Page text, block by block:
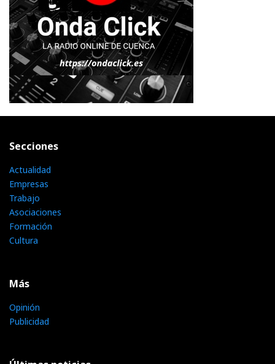
Secciones
Actualidad
Empresas
Trabajo
Asociaciones
Formación
Cultura
Más
Opinión
Publicidad